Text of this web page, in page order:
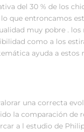
del 30 % de los
que entroncamos
muy pobre .
como a los
ayuda a estos
una correcta
la comparación de
a l estudio de